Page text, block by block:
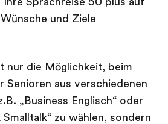
und Ziele
nur die Möglichkeit, beim
Senioren aus verschiedenen
„Business Englisch“ oder
Smalltalk“ zu wählen, sondern